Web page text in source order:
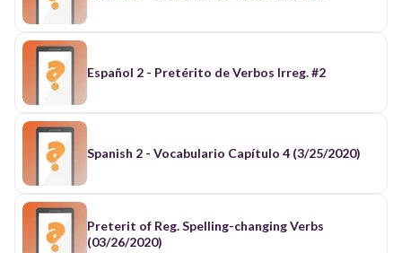
Español 2 - Pretérito de Verbos Irreg. #2
Spanish 2 - Vocabulario Capítulo 4 (3/25/2020)
Preterit of Reg. Spelling-changing Verbs
(03/26/2020)